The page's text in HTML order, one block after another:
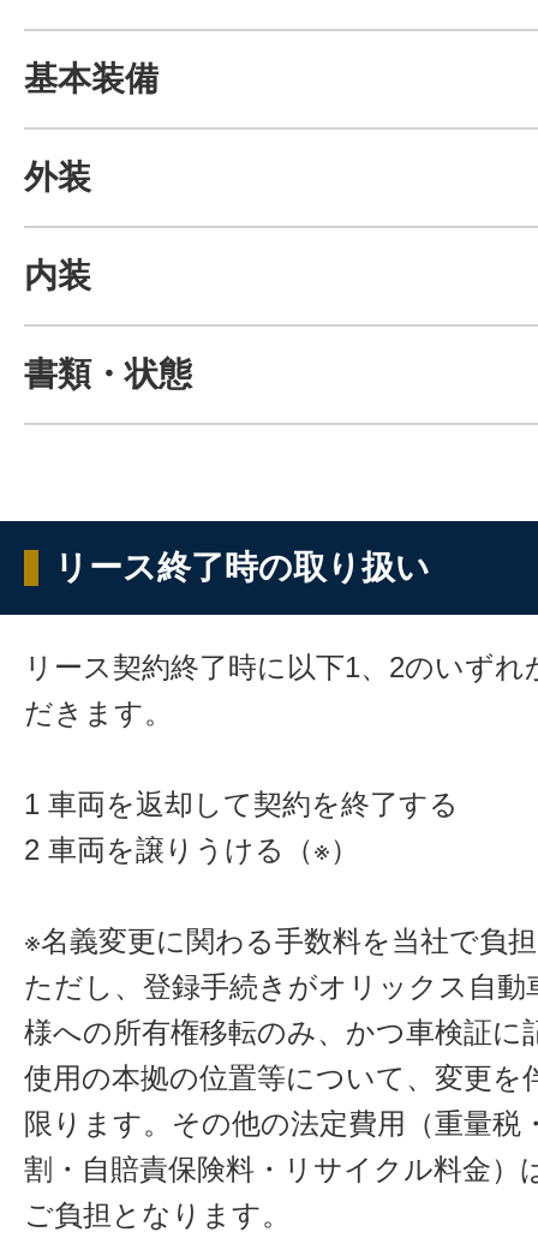
基本装備
外装
内装
書類・状態
リース終了時の取り扱い
リース契約終了時に以下1、2のいず
だきます。
1 車両を返却して契約を終了する
2 車両を譲りうける（※）
※名義変更に関わる手数料を当社で負
ただし、登録手続きがオリックス自動
様への所有権移転のみ、かつ車検証に
使用の本拠の位置等について、変更を
限ります。その他の法定費用（重量税
割・自賠責保険料・リサイクル料金）
ご負担となります。